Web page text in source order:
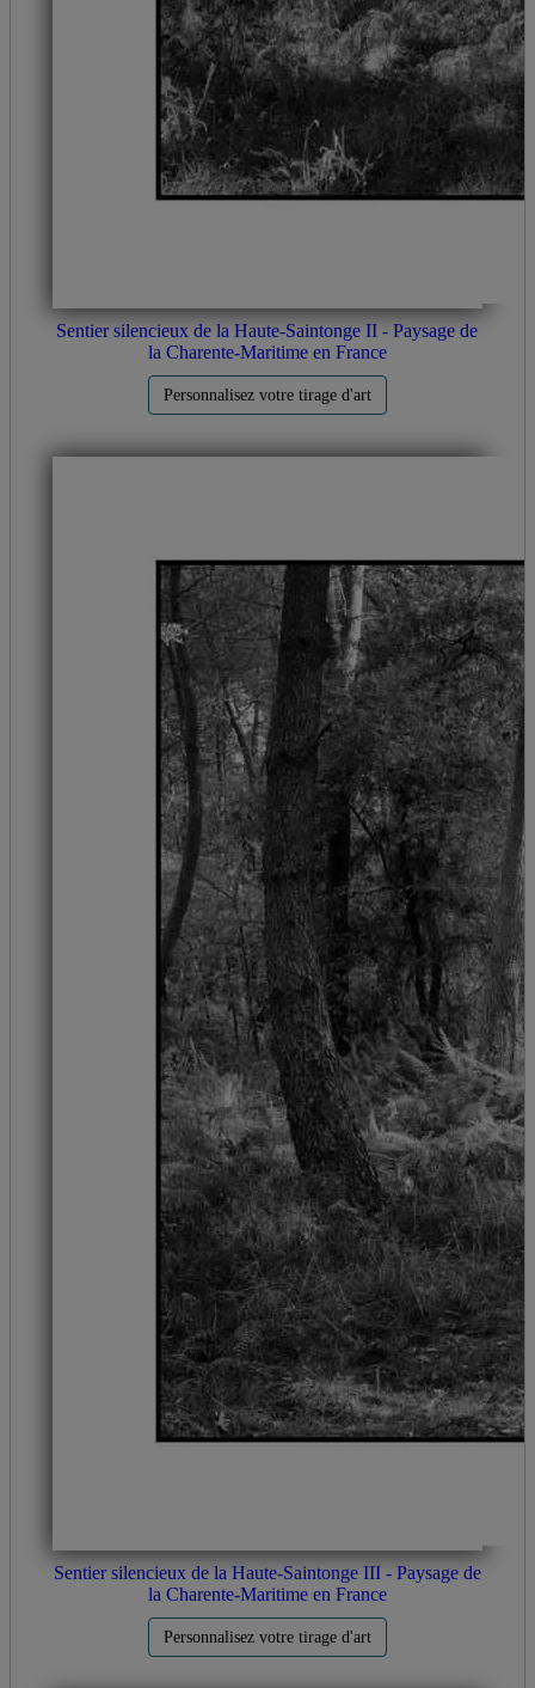
Sentier silencieux de la Haute-Saintonge II - Paysage de
la Charente-Maritime en France
Personnalisez votre tirage d'art
Sentier silencieux de la Haute-Saintonge III - Paysage de
la Charente-Maritime en France
Personnalisez votre tirage d'art